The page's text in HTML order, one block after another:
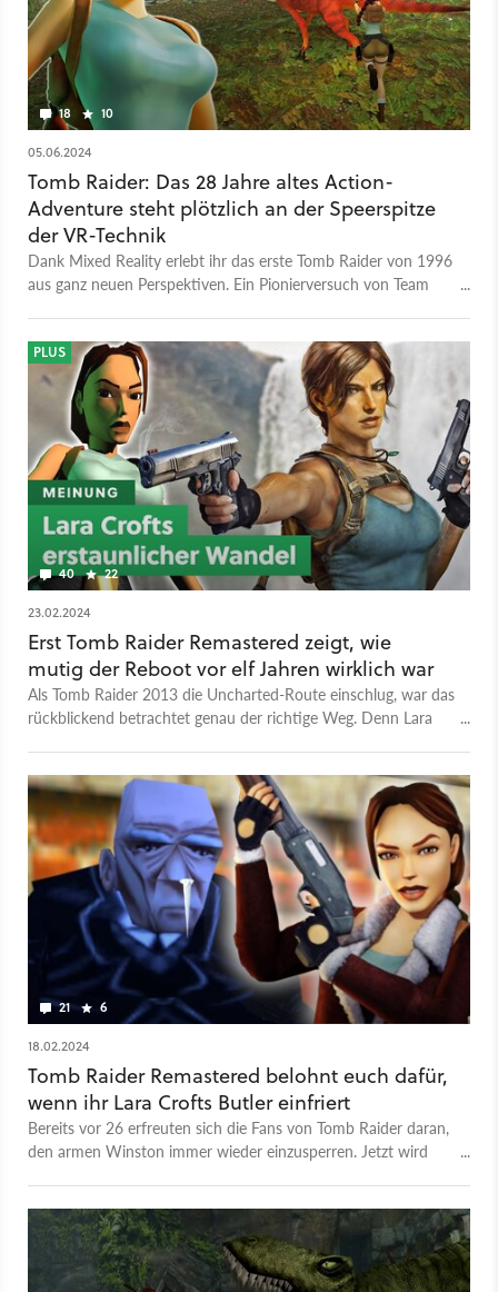
18 10
05.06.2024
Tomb Raider: Das 28 Jahre altes Action-
Adventure steht plötzlich an der Speerspitze
der VR-Technik
Dank Mixed Reality erlebt ihr das erste Tomb Raider von 1996
aus ganz neuen Perspektiven. Ein Pionierversuch von Team
40 22
PLUS
23.02.2024
Erst Tomb Raider Remastered zeigt, wie
mutig der Reboot vor elf Jahren wirklich war
Als Tomb Raider 2013 die Uncharted-Route einschlug, war das
rückblickend betrachtet genau der richtige Weg. Denn Lara
21 6
18.02.2024
Tomb Raider Remastered belohnt euch dafür,
wenn ihr Lara Crofts Butler einfriert
Bereits vor 26 erfreuten sich die Fans von Tomb Raider daran,
den armen Winston immer wieder einzusperren. Jetzt wird